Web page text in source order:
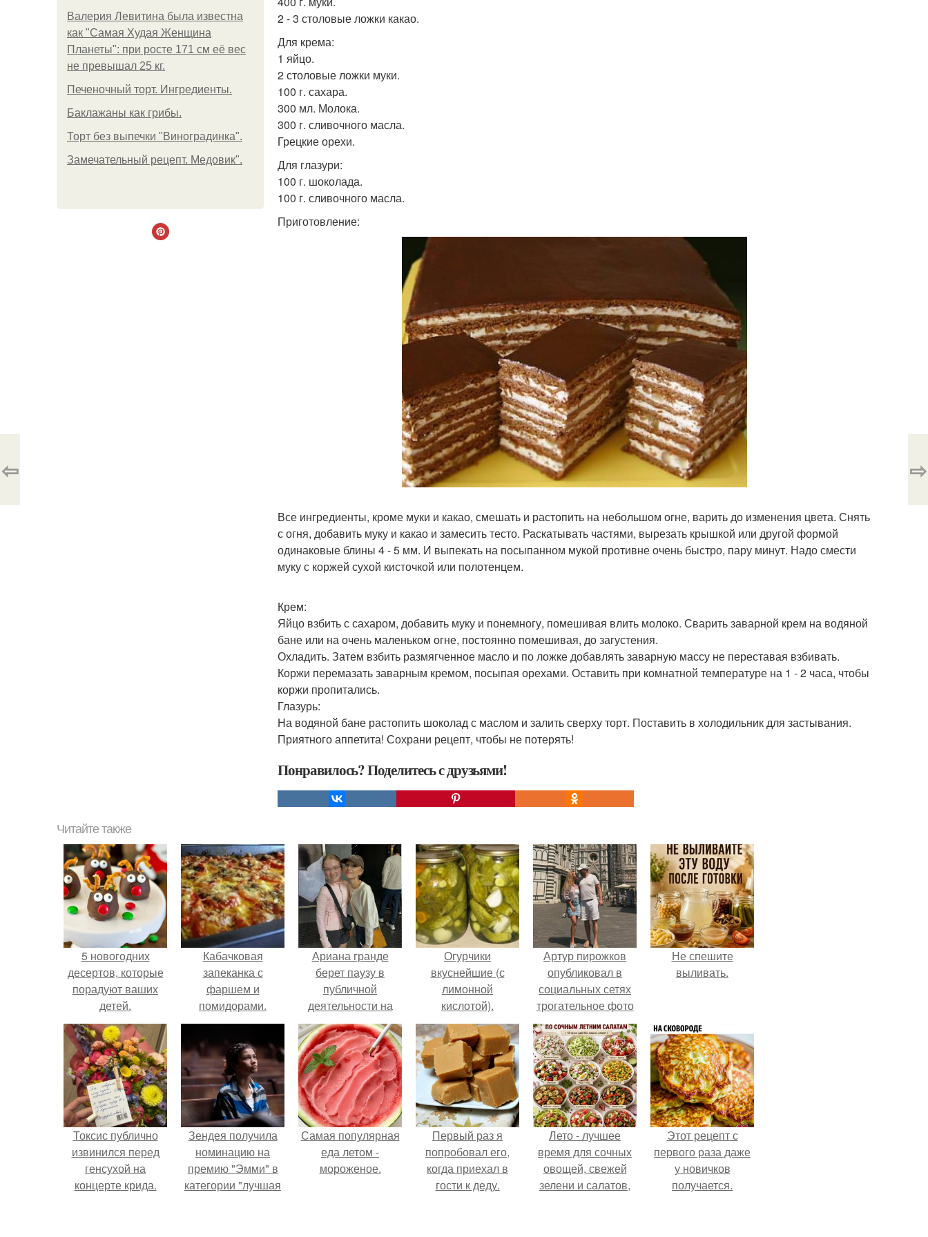
Валерия Левитина была известна
как "Самая Худая Женщина
Планеты": при росте 171 см её вес
не превышал 25 кг.
Печеночный торт. Ингредиенты.
Баклажаны как грибы.
Торт без выпечки "Виноградинка".
Замечательный рецепт. Медовик".
2 - 3 столовые ложки какао.
Для крема:
1 яйцо.
2 столовые ложки муки.
100 г. сахара.
300 мл. Молока.
300 г. сливочного масла.
Грецкие орехи.
Для глазури:
100 г. шоколада.
100 г. сливочного масла.
Приготовление:
Все ингредиенты, кроме муки и какао, смешать и растопить на небольшом огне, варить до изменения цвета. Снять
с огня, добавить муку и какао и замесить тесто. Раскатывать частями, вырезать крышкой или другой формой
одинаковые блины 4 - 5 мм. И выпекать на посыпанном мукой противне очень быстро, пару минут. Надо смести
муку с коржей сухой кисточкой или полотенцем.
Крем:
Яйцо взбить с сахаром, добавить муку и понемногу, помешивая влить молоко. Сварить заварной крем на водяной
бане или на очень маленьком огне, постоянно помешивая, до загустения.
Охладить. Затем взбить размягченное масло и по ложке добавлять заварную массу не переставая взбивать.
Коржи перемазать заварным кремом, посыпая орехами. Оставить при комнатной температуре на 1 - 2 часа, чтобы
коржи пропитались.
Глазурь:
На водяной бане растопить шоколад с маслом и залить сверху торт. Поставить в холодильник для застывания.
Приятного аппетита! Сохрани рецепт, чтобы не потерять!
Понравилось? Поделитесь с друзьями!
⇦ ⇨
Читайте также
5 новогодних
десертов, которые
порадуют ваших
детей.
Кабачковая
запеканка с
фаршем и
помидорами.
Ариана гранде
берет паузу в
публичной
деятельности на
фоне слухов о
своем здоровье.
Огурчики
вкуснейшие (с
лимонной
кислотой).
Артур пирожков
опубликовал в
социальных сетях
трогательное фото
с супругой
Анжеликой,
сделанное во
время их недавнего
путешествия в
Италию.
Не спешите
выливать.
Токсис публично
извинился перед
генсухой на
концерте крида.
Зендея получила
номинацию на
премию "Эмми" в
категории "лучшая
Самая популярная
еда летом -
мороженое.
Первый раз я
попробовал его,
когда приехал в
гости к деду.
Лето - лучшее
время для сочных
овощей, свежей
зелени и салатов,
Этот рецепт с
первого раза даже
у новичков
получается.